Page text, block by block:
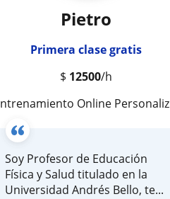
Pietro
Primera clase gratis
$ 12500/h
Entrenamiento Online Personalizado (con programa de entrenamiento)
Soy Profesor de Educación
Física y Salud titulado en la
Universidad Andrés Bello, te...